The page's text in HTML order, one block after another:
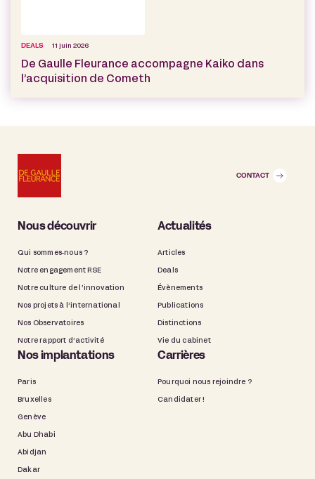
DEALS 11 juin 2026
De Gaulle Fleurance accompagne Kaiko dans
l’acquisition de Cometh
CONTACT
Nous découvrir
Qui sommes-nous ?
Notre engagement RSE
Notre culture de l’innovation
Nos projets à l’international
Nos Observatoires
Notre rapport d’activité
Actualités
Articles
Deals
Évènements
Publications
Distinctions
Vie du cabinet
Nos implantations
Paris
Bruxelles
Genève
Abu Dhabi
Abidjan
Dakar
Carrières
Pourquoi nous rejoindre ?
Candidater !